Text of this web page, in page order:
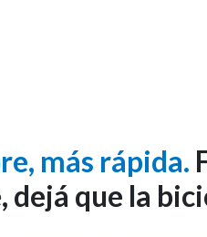
más rápida.
dejá que la